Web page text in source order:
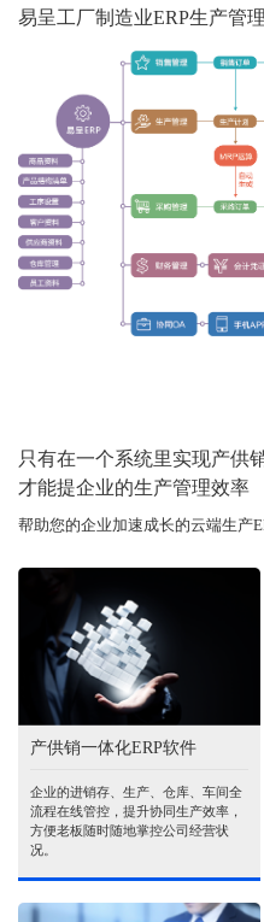
易呈工厂制造业ERP生产管
只有在一个系统里实现产供
才能提企业的生产管理效率
帮助您的企业加速成长的云端生产
产供销一体化ERP软件
企业的进销存、生产、仓库、车间全
流程在线管控，提升协同生产效率，
方便老板随时随地掌控公司经营状
况。